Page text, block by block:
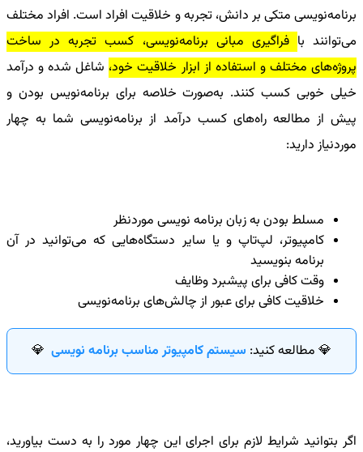
برنامه‌نویسی متکی بر دانش، تجربه و خلاقیت افراد است. افراد مختلف
می‌توانند با فراگیری مبانی برنامه‌نویسی، کسب تجربه در ساخت
پروژه‌های مختلف و استفاده از ابزار خلاقیت خود، شاغل شده و درآمد
خیلی خوبی کسب کنند. به‌صورت خلاصه برای برنامه‌نویس بودن و
پیش از مطالعهراه‌های کسب درآمد از برنامه‌نویسیشما به چهار
موردنیاز دارید:
مسلط بودن به زبان برنامه نویسی موردنظر
کامپیوتر، لپ‌تاپ و یا سایر دستگاه‌هایی که می‌توانید در آن
برنامه بنویسید
وقت کافی برای پیشبرد وظایف
خلاقیت کافی برای عبور از چالش‌های برنامه‌نویسی
💎 مطالعه کنید: سیستم کامپیوتر مناسب برنامه نویسی 💎
اگر بتوانید شرایط لازم برای اجرای این چهار مورد را به دست بیاورید،